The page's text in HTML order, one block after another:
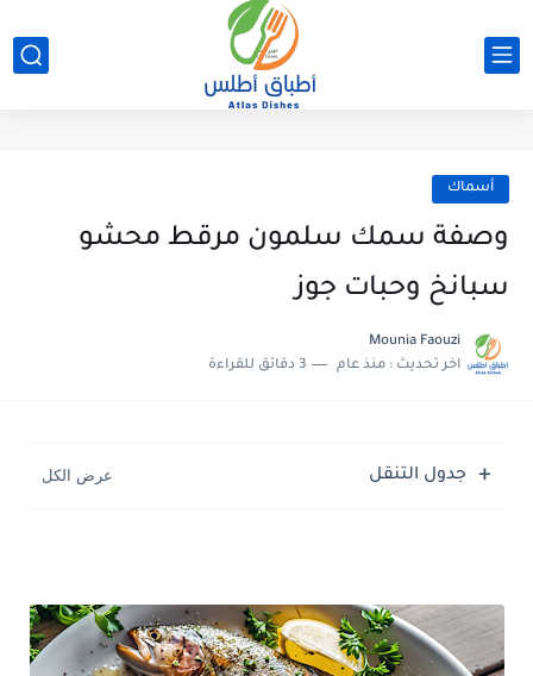
أسماك
وصفة سمك سلمون مرقط محشو
سبانخ وحبات جوز
Mounia Faouzi
اخر تحديث : منذ عام 3 دقائق للقراءة
جدول التنقل